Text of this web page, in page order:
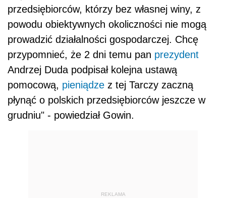
przedsiębiorców, którzy bez własnej winy, z
powodu obiektywnych okoliczności nie mogą
prowadzić działalności gospodarczej. Chcę
przypomnieć, że 2 dni temu pan prezydent
Andrzej Duda podpisał kolejna ustawą
pomocową, pieniądze z tej Tarczy zaczną
płynąć o polskich przedsiębiorców jeszcze w
grudniu" - powiedział Gowin.
REKLAMA